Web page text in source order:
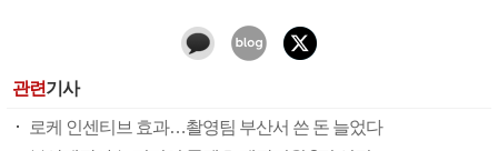
관련기사
로케 인센티브 효과…촬영팀 부산서 쓴 돈 늘었다